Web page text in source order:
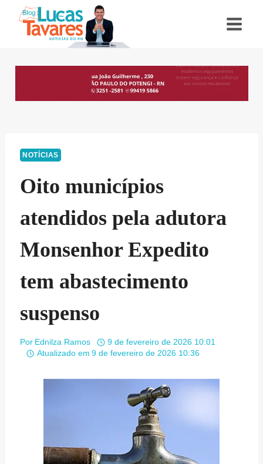
NOTÍCIAS
Oito municípios
atendidos pela adutora
Monsenhor Expedito
tem abastecimento
suspenso
Por Ednilza Ramos
9 de fevereiro de 2026 10:01
Atualizado em 9 de fevereiro de 2026 10:36